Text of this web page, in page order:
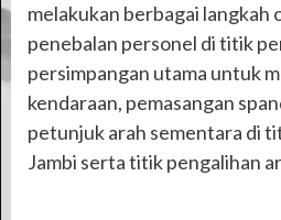
melakukan berbagai langkah
penebalan personel di titik
persimpangan utama untuk
kendaraan, pemasangan
petunjuk arah sementara di
Jambi serta titik pengalihan